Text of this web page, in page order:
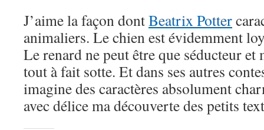
J’aime la façon dontBeatrix Potter
animaliers. Le chien est évidemment
Le renard ne peut être que séducteur et
tout à fait sotte. Et dans ses autres
imagine des caractères absolument
avec délice ma découverte des petits